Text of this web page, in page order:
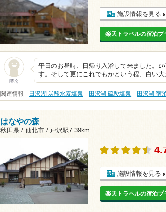
施設情報を見る
楽天トラベルの宿泊プ
匿名
平日のお昼時、日帰り入浴して来ました。ﾋ
す。そして更にこれでもかという程、白い
関連情報 田沢湖 炭酸水素塩泉 田沢湖 硫酸塩泉 田沢湖 宿
はなやの森
秋田県 / 仙北市 / 戸沢駅7.39km
施設情報を見る
楽天トラベルの宿泊プ